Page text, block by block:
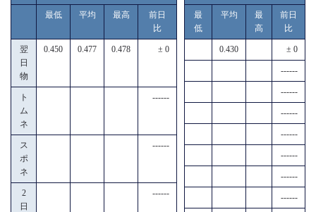
最低 平均 最高
前日
比
翌
日
物
0.450 0.477 0.478 ± 0
ト
ム
ネ
------
ス
ポ
ネ
------
2
日
------
最
低
平均
最
高
前日
比
0.430 ± 0
------
------
------
------
------
------
------